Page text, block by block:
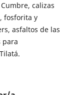
calizas
fosforita y
asfaltos de las
para